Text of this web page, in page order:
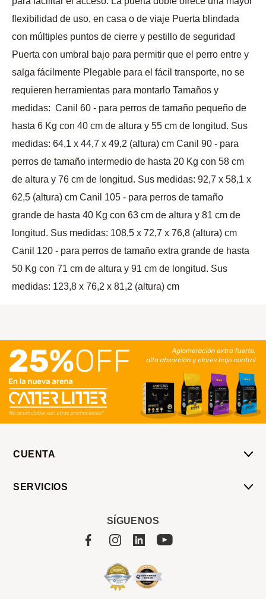
flexibilidad de uso, en casa o de viaje Puerta blindada
con múltiples puntos de cierre y pestillo de seguridad
Puerta con umbral bajo para permitir que el perro entre y
salga fácilmente Plegable para el fácil transporte, no se
requieren herramientas para montarlo Tamaños y
medidas: Canil 60 - para perros de tamaño pequeño de
hasta 6 Kg con 40 cm de altura y 55 cm de longitud. Sus
medidas: 64,1 x 44,7 x 49,2 (altura) cm Canil 90 - para
perros de tamaño intermedio de hasta 20 Kg con 58 cm
de altura y 76 cm de longitud. Sus medidas: 92,7 x 58,1 x
62,5 (altura) cm Canil 105 - para perros de tamaño
grande de hasta 40 Kg con 63 cm de altura y 81 cm de
longitud. Sus medidas: 108,5 x 72,7 x 76,8 (altura) cm
Canil 120 - para perros de tamaño extra grande de hasta
50 Kg con 71 cm de altura y 91 cm de longitud. Sus
medidas: 123,8 x 76,2 x 81,2 (altura) cm
CUENTA
SERVICIOS
SÍGUENOS